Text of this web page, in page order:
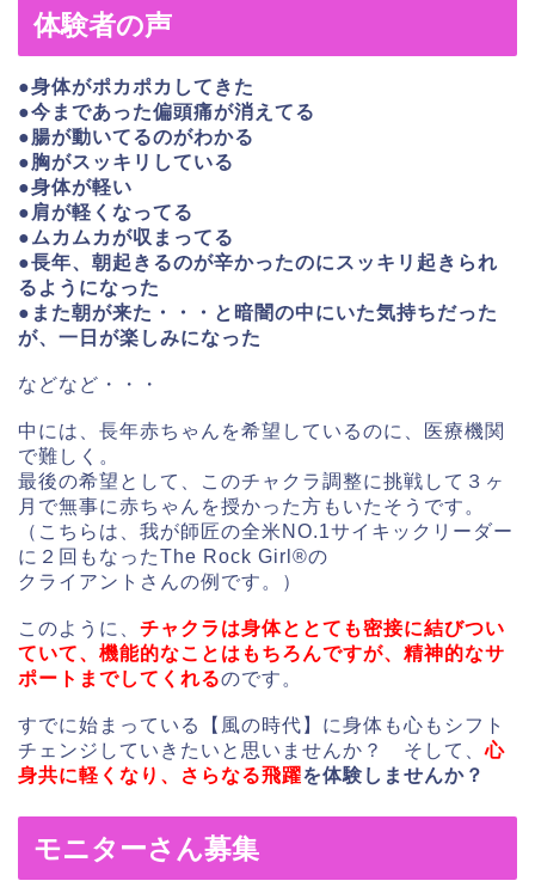
体験者の声
●身体がポカポカしてきた
●今まであった偏頭痛が消えてる
●腸が動いてるのがわかる
●胸がスッキリしている
●身体が軽い
●肩が軽くなってる
●ムカムカが収まってる
●長年、朝起きるのが辛かったのにスッキリ起きられ
るようになった
●また朝が来た・・・と暗闇の中にいた気持ちだった
が、一日が楽しみになった
などなど・・・
中には、長年赤ちゃんを希望しているのに、医療機関
で難しく。
最後の希望として、このチャクラ調整に挑戦して３ヶ
月で無事に赤ちゃんを授かった方もいたそうです。
（こちらは、我が師匠の全米NO.1サイキックリーダー
に２回もなったThe Rock Girl®の
クライアントさんの例です。）
このように、 チャクラは身体ととても密接に結びつい
ていて、機能的なことはもちろんですが、精神的なサ
ポートまでしてくれるのです。
すでに始まっている【風の時代】に身体も心もシフト
チェンジしていきたいと思いませんか？ そして、心
身共に軽くなり、さらなる飛躍を体験しませんか？
モニターさん募集